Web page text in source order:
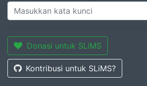
Donasi untuk SLiMS
Kontribusi untuk SLiMS?